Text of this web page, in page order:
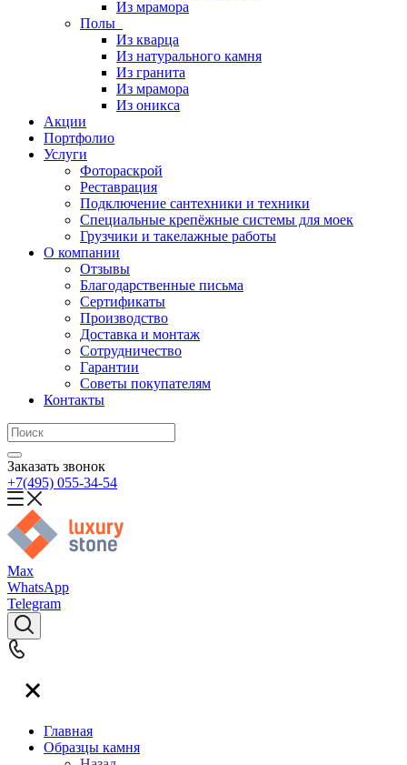
Из мрамора
Полы
Из кварца
Из натурального камня
Из гранита
Из мрамора
Из оникса
Акции
Портфолио
Услуги
Фотораскрой
Реставрация
Подключение сантехники и техники
Специальные крепёжные системы для моек
Грузчики и такелажные работы
О компании
Отзывы
Благодарственные письма
Сертификаты
Производство
Доставка и монтаж
Сотрудничество
Гарантии
Советы покупателям
Контакты
Заказать звонок
+7(495) 055-34-54
Max
WhatsApp
Telegram
Главная
Образцы камня